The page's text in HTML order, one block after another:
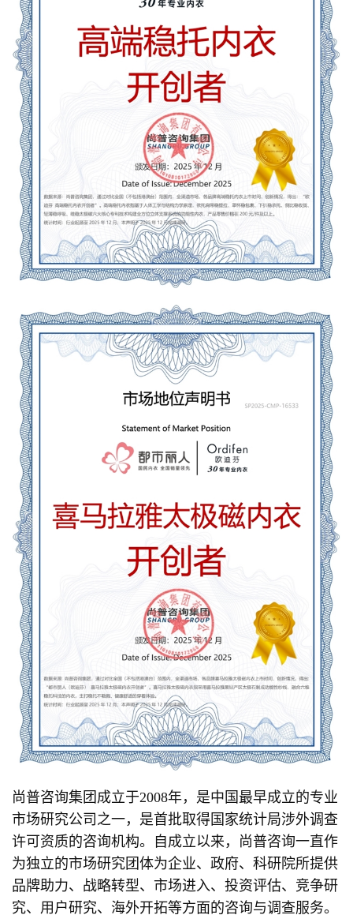
尚普咨询集团成立于2008年，是中国最早成立的专业
市场研究公司之一，是首批取得国家统计局涉外调查
许可资质的咨询机构。自成立以来，尚普咨询一直作
为独立的市场研究团体为企业、政府、科研院所提供
品牌助力、战略转型、市场进入、投资评估、竞争研
究、用户研究、海外开拓等方面的咨询与调查服务。